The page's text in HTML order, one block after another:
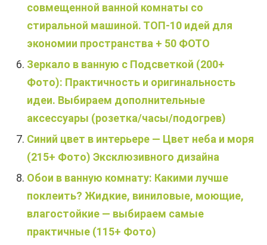
совмещенной ванной комнаты со
стиральной машиной. ТОП-10 идей для
экономии пространства + 50 ФОТО
Зеркало в ванную с Подсветкой (200+
Фото): Практичность и оригинальность
идеи. Выбираем дополнительные
аксессуары (розетка/часы/подогрев)
Синий цвет в интерьере — Цвет неба и моря
(215+ Фото) Эксклюзивного дизайна
Обои в ванную комнату: Какими лучше
поклеить? Жидкие, виниловые, моющие,
влагостойкие — выбираем самые
практичные (115+ Фото)